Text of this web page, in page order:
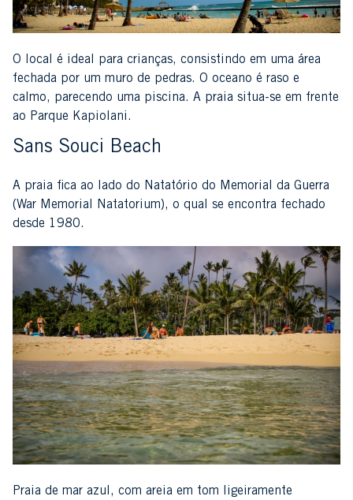
O local é ideal para crianças, consistindo em uma área
fechada por um muro de pedras. O oceano é raso e
calmo, parecendo uma piscina. A praia situa-se em frente
ao Parque Kapiolani.
Sans Souci Beach
A praia fica ao lado do Natatório do Memorial da Guerra
(War Memorial Natatorium), o qual se encontra fechado
desde 1980.
Praia de mar azul, com areia em tom ligeiramente